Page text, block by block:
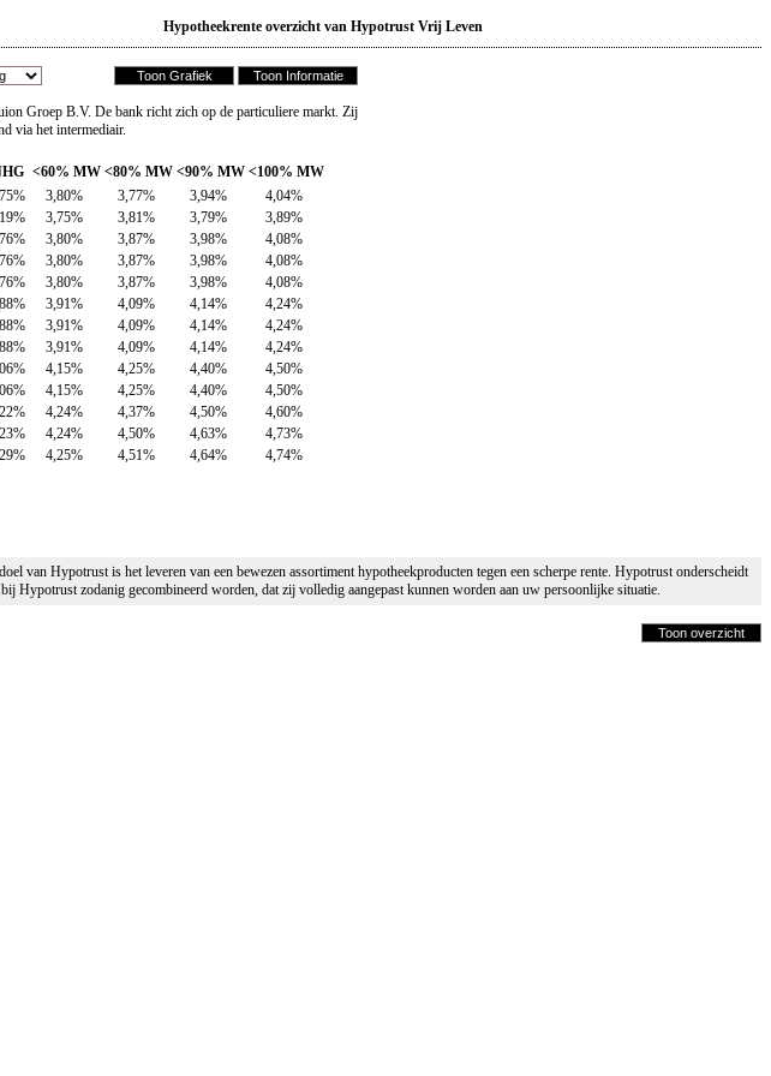
Hypotheekrente overzicht van Hypotrust Vrij Leven
Groep B.V. De bank richt zich op de particuliere markt. Zij
via het intermediair.
<60% MW <80% MW <90% MW <100% MW
3,80% 3,77% 3,94%
4,04%
3,75% 3,81% 3,79%
3,89%
3,80% 3,87% 3,98%
4,08%
3,80% 3,87% 3,98%
4,08%
3,80% 3,87% 3,98%
4,08%
3,91% 4,09% 4,14%
4,24%
3,91% 4,09% 4,14%
4,24%
3,91% 4,09% 4,14%
4,24%
4,15% 4,25% 4,40%
4,50%
4,15% 4,25% 4,40%
4,50%
4,24% 4,37% 4,50%
4,60%
4,24% 4,50% 4,63%
4,73%
4,25% 4,51% 4,64% 4,74%
van Hypotrust is het leveren van een bewezen assortiment hypotheekproducten tegen een scherpe rente. Hypotrust onderscheidt
Hypotrust zodanig gecombineerd worden, dat zij volledig aangepast kunnen worden aan uw persoonlijke situatie.